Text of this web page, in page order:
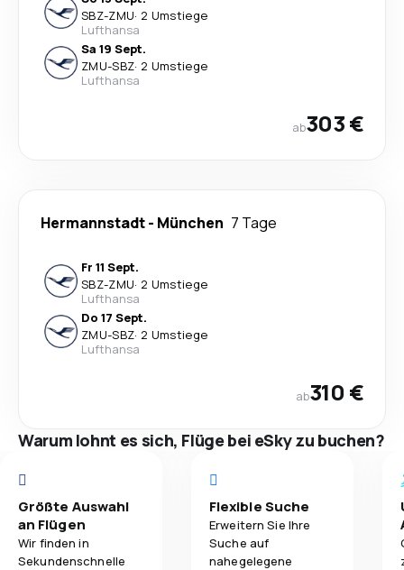
SBZ-ZMU· 2 Umstiege
Lufthansa
Sa 19 Sept.
ZMU-SBZ· 2 Umstiege
Lufthansa
ab303 €
Hermannstadt- München 7 Tage
Fr 11 Sept.
SBZ-ZMU· 2 Umstiege
Lufthansa
Do 17 Sept.
ZMU-SBZ· 2 Umstiege
Lufthansa
ab310 €
Warum lohnt es sich, Flüge bei eSky zu buchen?
Größte Auswahl
an Flügen
Wir finden in
Sekundenschnelle
Flexible Suche
Erweitern Sie Ihre
Suche auf
nahegelegene